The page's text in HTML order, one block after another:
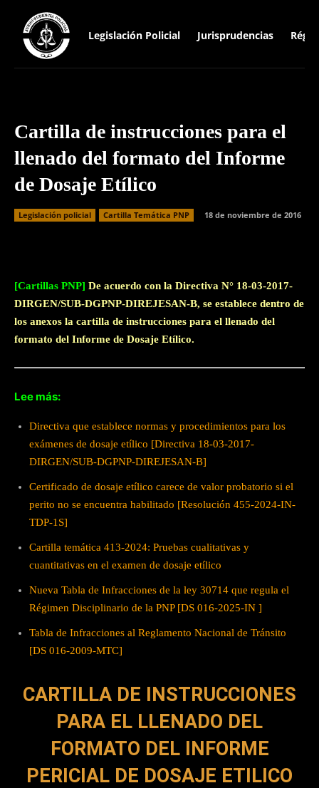
Legislación Policial Jurisprudencias
Cartilla de instrucciones para el
llenado del formato del Informe
de Dosaje Etílico
Legislación policial Cartilla Temática PNP
18 de noviembre de 2016
[Cartillas PNP] De acuerdo con la Directiva N° 18-03-2017-
DIRGEN/SUB-DGPNP-DIREJESAN-B, se establece dentro de
los anexos la cartilla de instrucciones para el llenado del
formato del Informe de Dosaje Etílico.
Lee más:
Directiva que establece normas y procedimientos para los
exámenes de dosaje etílico [Directiva 18-03-2017-
DIRGEN/SUB-DGPNP-DIREJESAN-B]
Certificado de dosaje etílico carece de valor probatorio si el
perito no se encuentra habilitado [Resolución 455-2024-IN-
TDP-1S]
Cartilla temática 413-2024: Pruebas cualitativas y
cuantitativas en el examen de dosaje etílico
Nueva Tabla de Infracciones de la ley 30714 que regula el
Régimen Disciplinario de la PNP [DS 016-2025-IN ]
Tabla de Infracciones al Reglamento Nacional de Tránsito
[DS 016-2009-MTC]
CARTILLA DE INSTRUCCIONES
PARA EL LLENADO DEL
FORMATO DEL INFORME
PERICIAL DE DOSAJE ETILICO